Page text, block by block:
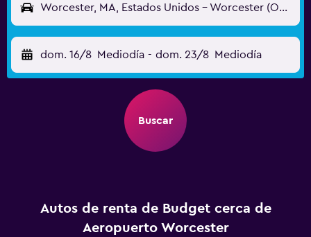
Worcester, MA, Estados Unidos - Worcester (ORH)
dom. 16/8 Mediodía - dom. 23/8 Mediodía
Buscar
Autos de renta de Budget cerca de
Aeropuerto Worcester